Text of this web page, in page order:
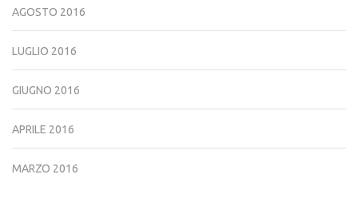
AGOSTO 2016
LUGLIO 2016
GIUGNO 2016
APRILE 2016
MARZO 2016